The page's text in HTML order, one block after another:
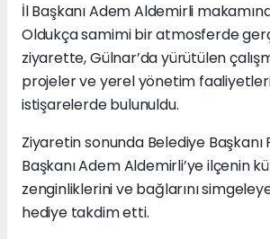
İl Başkanı Adem Aldemirli
Oldukça samimi bir atmosferde
ziyarette, Gülnar’da yürütülen
projeler ve yerel yönetim
istişarelerde bulunuldu.
Ziyaretin sonunda Belediye Başkanı
Başkanı Adem Aldemirli’ye ilçenin
zenginliklerini ve bağlarını
hediye takdim etti.